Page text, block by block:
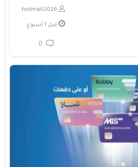
hotmail2026
قبل 1 أسبوع